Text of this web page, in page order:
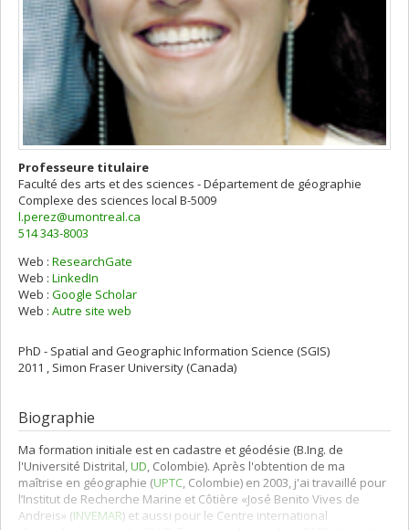
Professeure titulaire
Faculté des arts et des sciences - Département de géographie
Complexe des sciences local B-5009
l.perez@umontreal.ca
514 343-8003
Web : ResearchGate
Web : LinkedIn
Web : Google Scholar
Web : Autre site web
PhD - Spatial and Geographic Information Science (SGIS)
2011 , Simon Fraser University (Canada)
Biographie
Ma formation initiale est en cadastre et géodésie (B.Ing. de
l'Université Distrital,UD, Colombie). Après l'obtention de ma
maîtrise en géographie (UPTC, Colombie) en 2003, j'ai travaillé pour
l’Institut de Recherche Marine et Côtière «José Benito Vives de
Andreis» (INVEMAR) et aussi pour le Centre international